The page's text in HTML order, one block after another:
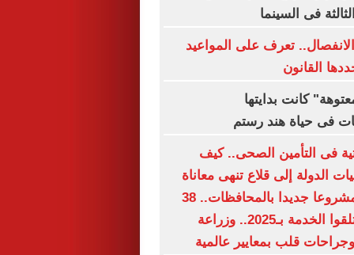
فى السينما
تعرف على المواعيد
القانون
كانت بدايتها
فى حياة هند رستم
فى التأمين الصحى.. كيف
الدولة إلى قلاع تنهى معاناة
الملايين؟.. 15 مشروعا جديدا بالمحافظات.. 38
مليون مواطن تلقوا الخدمة بـ2025.. وزراعة
قلب بمعايير عالمية